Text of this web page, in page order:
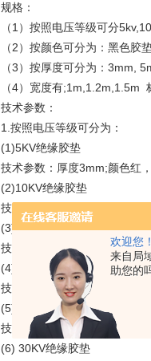
欢迎您！
来自局
助您的
规格：
（1）按照电压等级可分
（2）按颜色可分为：黑色胶
（3）按厚度可分为：3mm,
（4）宽度有;1m,1.2m,1.5m
技术参数：
1.按照电压等级可分为：
(1)5KV绝缘胶垫
技术参数：厚度3mm;颜色红
(2)10KV绝缘胶垫
技术参数：厚度5mm;颜色红
(3)15KV绝缘胶垫
技术参数：厚度5mm;颜色红
(4)20KV绝缘胶垫
技术参数：厚度6mm;颜色红
(5)25KV绝缘胶垫
技术参数：厚度8mm;颜色红
(6) 30KV绝缘胶垫